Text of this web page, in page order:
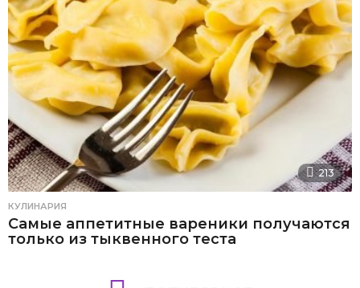
213
КУЛИНАРИЯ
Самые аппетитные вареники получаются
только из тыквенного теста